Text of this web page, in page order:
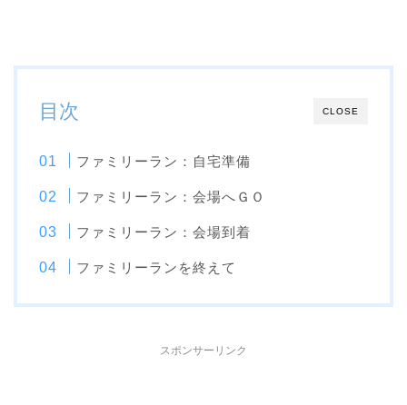
CLOSE
目次
ファミリーラン：自宅準備
ファミリーラン：会場へＧＯ
ファミリーラン：会場到着
ファミリーランを終えて
スポンサーリンク